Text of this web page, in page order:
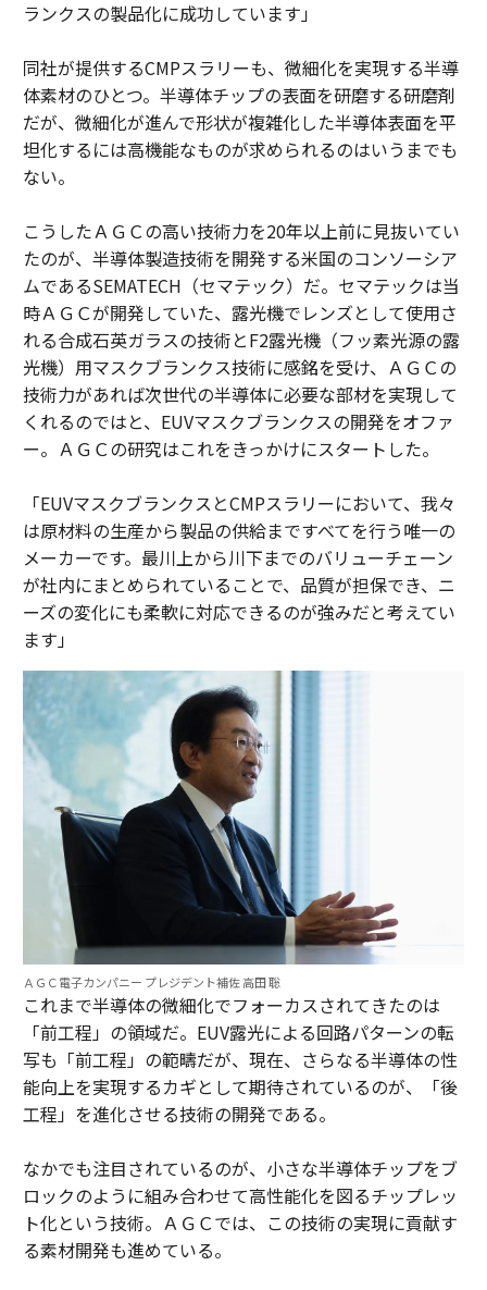
ランクスの製品化に成功しています」
同社が提供するCMPスラリーも、微細化を実現する半導
体素材のひとつ。半導体チップの表面を研磨する研磨剤
だが、微細化が進んで形状が複雑化した半導体表面を平
坦化するには高機能なものが求められるのはいうまでも
ない。
こうしたＡＧＣの高い技術力を20年以上前に見抜いてい
たのが、半導体製造技術を開発する米国のコンソーシア
ムであるSEMATECH（セマテック）だ。セマテックは当
時ＡＧＣが開発していた、露光機でレンズとして使用さ
れる合成石英ガラスの技術とF2露光機（フッ素光源の露
光機）用マスクブランクス技術に感銘を受け、ＡＧＣの
技術力があれば次世代の半導体に必要な部材を実現して
くれるのではと、EUVマスクブランクスの開発をオファ
ー。ＡＧＣの研究はこれをきっかけにスタートした。
「EUVマスクブランクスとCMPスラリーにおいて、我々
は原材料の生産から製品の供給まですべてを行う唯一の
メーカーです。最川上から川下までのバリューチェーン
が社内にまとめられていることで、品質が担保でき、ニ
ーズの変化にも柔軟に対応できるのが強みだと考えてい
ます」
ＡＧＣ電子カンパニー プレジデント補佐 高田 聡
これまで半導体の微細化でフォーカスされてきたのは
「前工程」の領域だ。EUV露光による回路パターンの転
写も「前工程」の範疇だが、現在、さらなる半導体の性
能向上を実現するカギとして期待されているのが、「後
工程」を進化させる技術の開発である。
なかでも注目されているのが、小さな半導体チップをブ
ロックのように組み合わせて高性能化を図るチップレッ
ト化という技術。ＡＧＣでは、この技術の実現に貢献す
る素材開発も進めている。